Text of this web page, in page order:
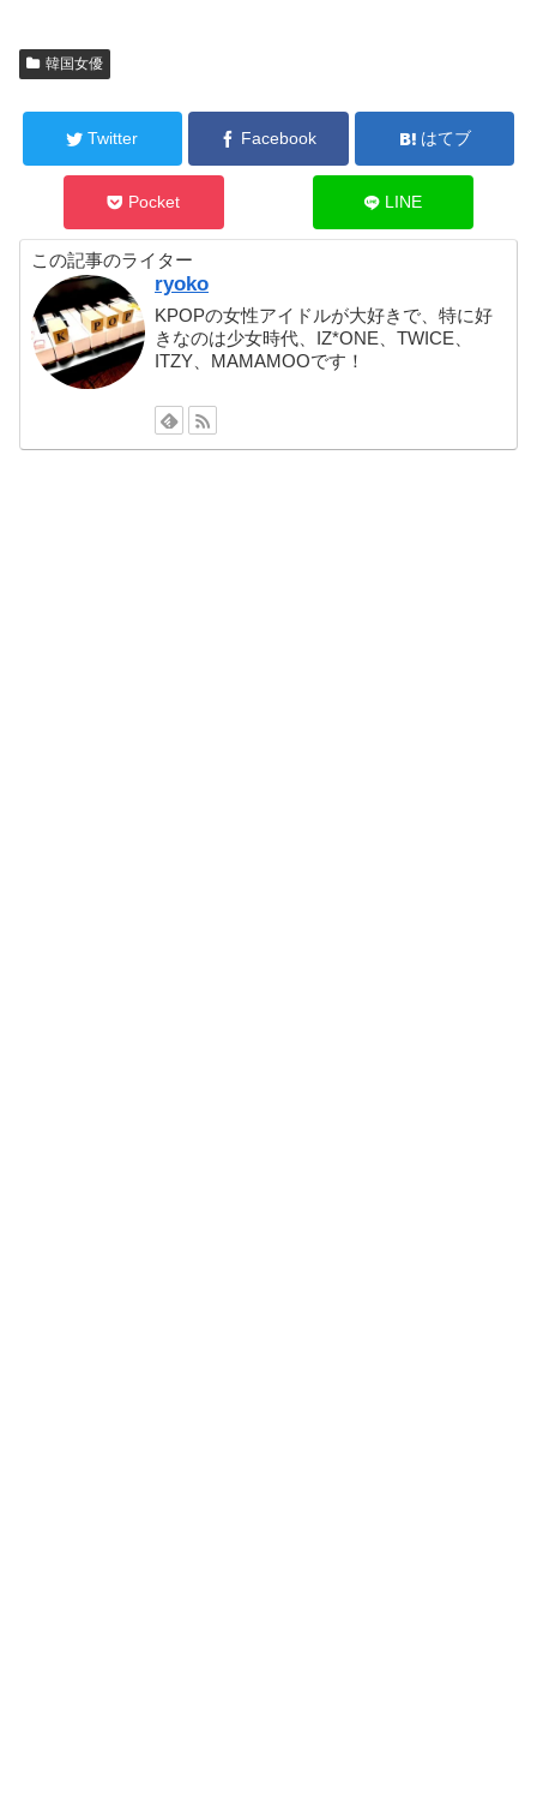
韓国女優
Twitter Facebook はてブ
Pocket LINE
この記事のライター
ryoko
KPOPの女性アイドルが大好きで、特に好
きなのは少女時代、IZ*ONE、TWICE、
ITZY、MAMAMOOです！